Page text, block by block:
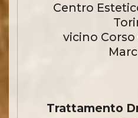
Centro
vicino
Trattamento